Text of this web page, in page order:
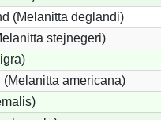
(Melanitta deglandi)
stejnegeri)
americana)